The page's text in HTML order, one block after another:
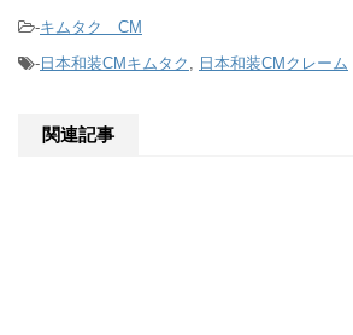
-キムタク CM
- 日本和装CMキムタク , 日本和装CMクレーム
関連記事